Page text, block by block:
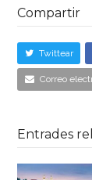
Compartir
Twittear
Correo
Entrades